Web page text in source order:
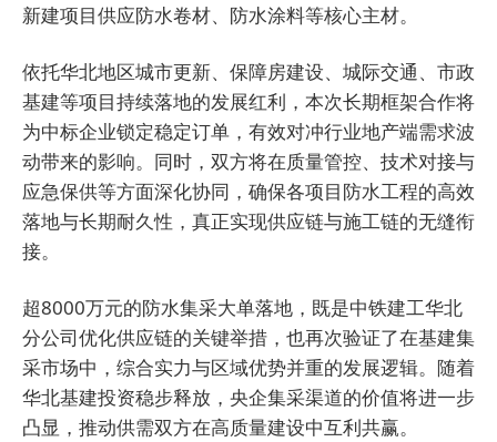
新建项目供应防水卷材、防水涂料等核心主材。
依托华北地区城市更新、保障房建设、城际交通、市政
基建等项目持续落地的发展红利，本次长期框架合作将
为中标企业锁定稳定订单，有效对冲行业地产端需求波
动带来的影响。同时，双方将在质量管控、技术对接与
应急保供等方面深化协同，确保各项目防水工程的高效
落地与长期耐久性，真正实现供应链与施工链的无缝衔
接。
超8000万元的防水集采大单落地，既是中铁建工华北
分公司优化供应链的关键举措，也再次验证了在基建集
采市场中，综合实力与区域优势并重的发展逻辑。随着
华北基建投资稳步释放，央企集采渠道的价值将进一步
凸显，推动供需双方在高质量建设中互利共赢。